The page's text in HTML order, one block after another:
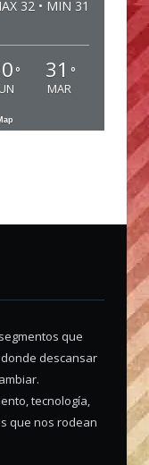
32 • MIN 31
° 31 °
MAR
que
descansar
tecnología,
que nos rodean